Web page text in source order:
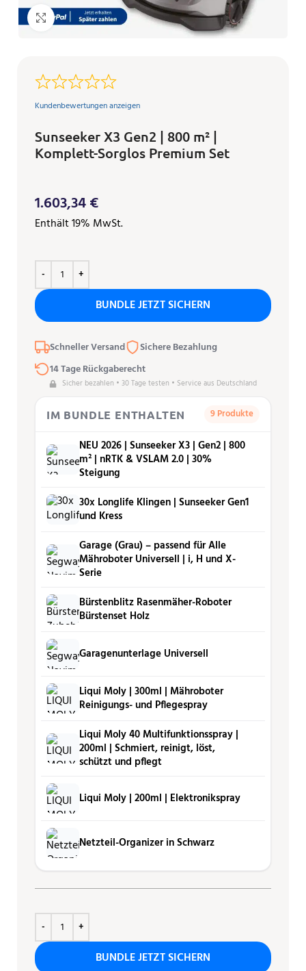
Klicken zum Vergrößern
Kundenbewertungen anzeigen
Sunseeker X3 Gen2 | 800 m² |
Komplett-Sorglos Premium Set
1.603,34€
Enthält 19% MwSt.
BUNDLE JETZT SICHERN
Schneller Versand
Sichere Bezahlung
14 Tage Rückgaberecht
Sicher bezahlen • 30 Tage testen • Service aus Deutschland
IM BUNDLE ENTHALTEN 9 Produkte
NEU 2026 | Sunseeker X3 | Gen2 | 800
m² | nRTK & VSLAM 2.0 | 30%
Steigung
30x Longlife Klingen | Sunseeker Gen1
und Kress
Garage (Grau) – passend für Alle
Mähroboter Universell | i, H und X-
Serie
Bürstenblitz Rasenmäher-Roboter
Bürstenset Holz
Garagenunterlage Universell
Liqui Moly | 300ml | Mähro­boter
Reini­gungs- und Pfle­ge­spray
Liqui Moly 40 Multifunktionsspray |
200ml | Schmiert, reinigt, löst,
schützt und pflegt
Liqui Moly | 200ml | Elektronikspray
Netzteil-Organizer in Schwarz
BUNDLE JETZT SICHERN